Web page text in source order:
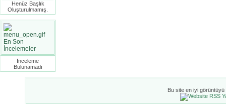
Henüz Başlık
Oluşturulmamış.
En Son
İncelemeler
İnceleme
Bulunamadı
Bu site en iyi görüntüyü